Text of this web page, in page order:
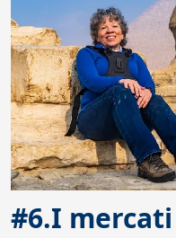
#6.I